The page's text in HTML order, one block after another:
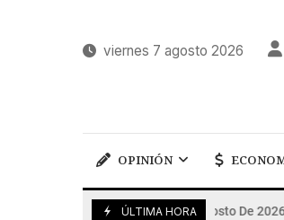
viernes 7 agosto 2026
OPINIÓN
ÚLTIMA HORA
7 De Agosto De 2026